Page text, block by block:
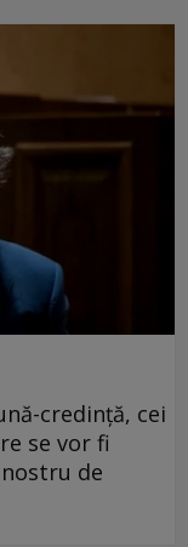
credință, cei
se vor fi
de